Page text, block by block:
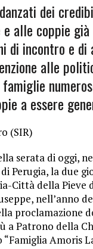
dei
alle coppie
di incontro e di
alle
a essere
(SIR)
serata di oggi,
Perugia, la due
Città della Pieve
nell’anno
proclamazione
a Patrono della
“Famiglia Amoris